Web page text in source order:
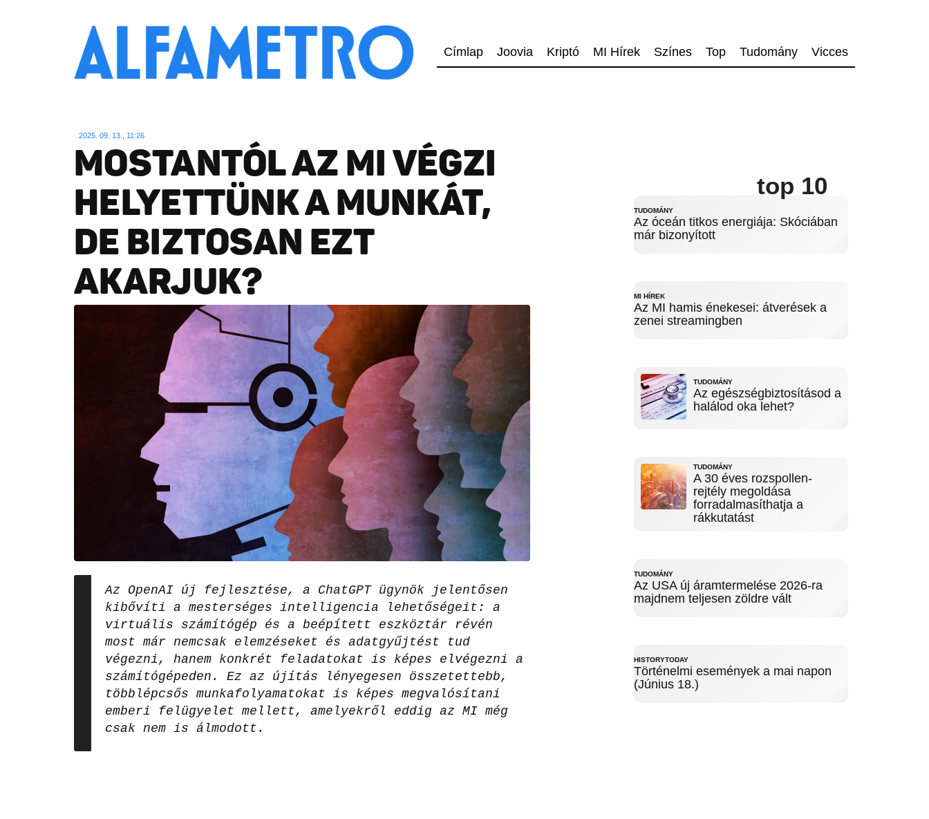
Címlap Joovia Kriptó MI Hírek Színes Top Tudomány Vicces
2025. 09. 13., 11:26
MOSTANTÓL AZ MI VÉGZI
HELYETTÜNK A MUNKÁT,
DE BIZTOSAN EZT
AKARJUK?
Az OpenAI új fejlesztése, a ChatGPT ügynök jelentősen
kibővíti a mesterséges intelligencia lehetőségeit: a
virtuális számítógép és a beépített eszköztár révén
most már nemcsak elemzéseket és adatgyűjtést tud
végezni, hanem konkrét feladatokat is képes elvégezni a
számítógépeden. Ez az újítás lényegesen összetettebb,
többlépcsős munkafolyamatokat is képes megvalósítani
emberi felügyelet mellett, amelyekről eddig az MI még
csak nem is álmodott.
top 10
TUDOMÁNY
Az óceán titkos energiája: Skóciában
már bizonyított
MI HÍREK
Az MI hamis énekesei: átverések a
zenei streamingben
TUDOMÁNY
Az egészségbiztosításod a
halálod oka lehet?
TUDOMÁNY
A 30 éves rozspollen-
rejtély megoldása
forradalmasíthatja a
rákkutatást
TUDOMÁNY
Az USA új áramtermelése 2026-ra
majdnem teljesen zöldre vált
HISTORYTODAY
Történelmi események a mai napon
(Június 18.)